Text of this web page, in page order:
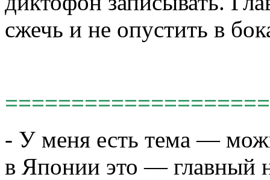
сжечь и не опустить в
- У меня есть тема —
в Японии это — главный